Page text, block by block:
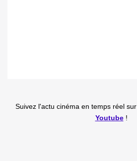
Suivez l'actu cinéma en temps réel sur
Youtube!